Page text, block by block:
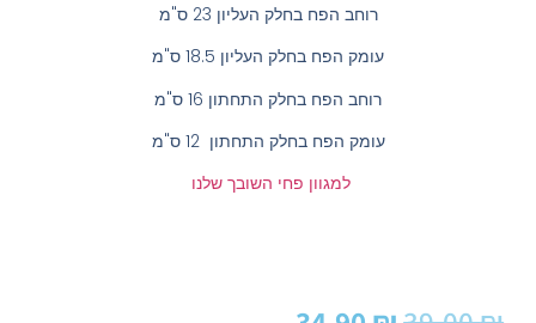
רוחב הפח בחלק העליון 23 ס"מ
עומק הפח בחלק העליון 18.5 ס"מ
רוחב הפח בחלק התחתון 16 ס"מ
עומק הפח בחלק התחתון 12 ס"מ
למגוון פחי השובך שלנו